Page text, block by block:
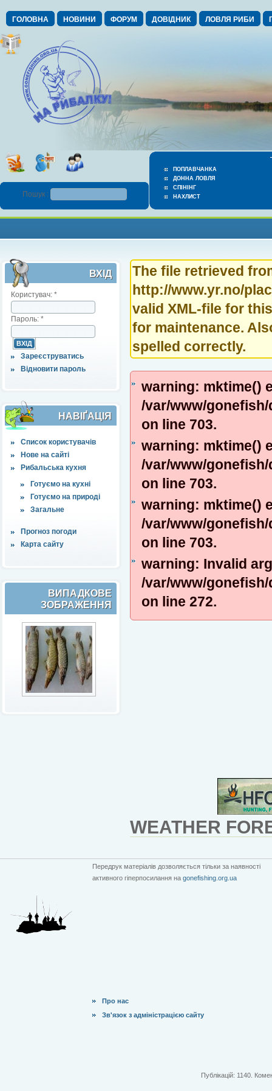
ГОЛОВНА НОВИНИ ФОРУМ ДОВІДНИК ЛОВЛЯ РИБИ
ПОПЛАВЧАНКА
ДОННА ЛОВЛЯ
СПІНІНГ
НАХЛИСТ
Пошук :
ВХІД
Користувач: *
Пароль: *
Зареєструватись
Відновити пароль
НАВІҐАЦІЯ
Список користувачів
Нове на сайті
Рибальська кухня
Готуємо на кухні
Готуємо на природі
Загальне
Прогноз погоди
Карта сайту
ВИПАДКОВЕ
ЗОБРАЖЕННЯ
The file retrieved
http://www.yr.no/
valid XML-file for
for maintenance.
spelled correctly.
warning: mktime()
/var/www/
on line 703.
warning: mktime()
/var/www/
on line 703.
warning: mktime()
/var/www/
on line 703.
warning: Invalid
/var/www/
on line 272.
WEATHER
Передрук матеріалів дозволяється тільки за наявності
активного гіперпосилання на gonefishing.org.ua
Про нас
Зв'язок з адміністрацією сайту
Публікацій: 1140.